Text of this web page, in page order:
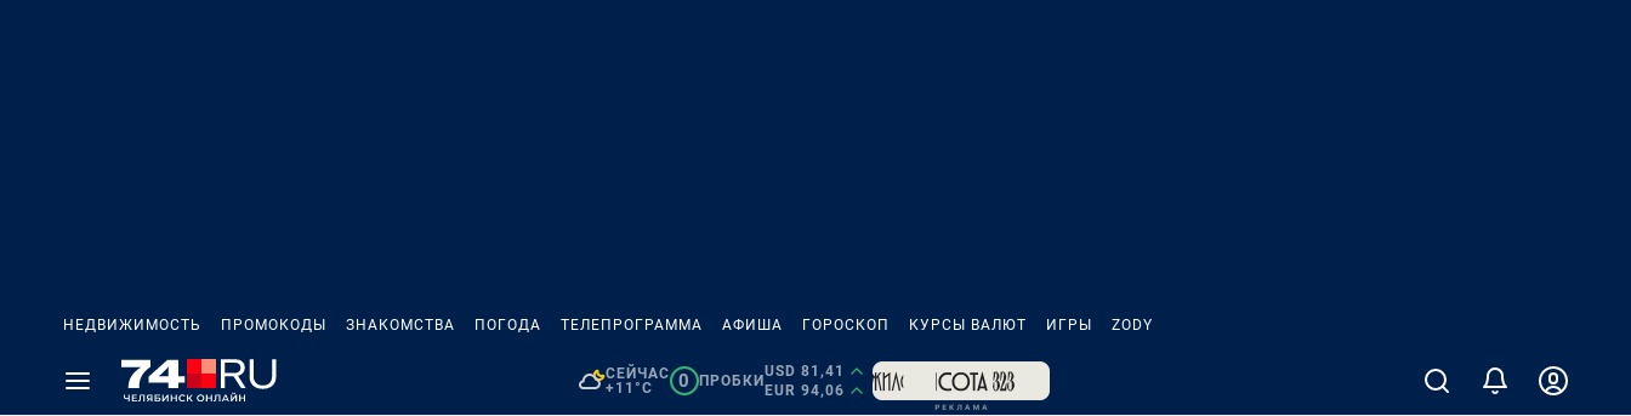
НЕДВИЖИМОСТЬ ПРОМОКОДЫ ЗНАКОМСТВА ПОГОДА ТЕЛЕПРОГРАММА АФИША ГОРОСКОП КУРСЫ ВАЛЮТ ИГРЫ ZODY
СЕЙЧАС
+11°C
0 ПРОБКИ
USD 81,41
EUR 94,06